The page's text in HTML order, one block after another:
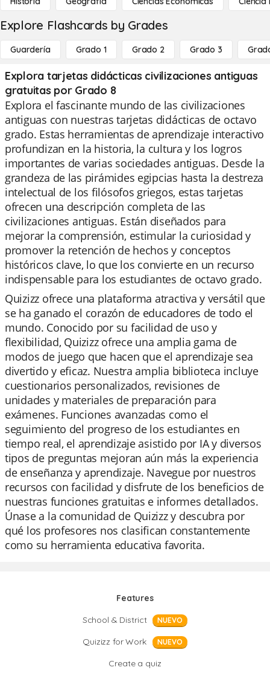
Explore Flashcards by Grades
Guardería Grado 1 Grado 2 Grado 3
Explora tarjetas didácticas civilizaciones antiguas
gratuitas por Grado 8
Explora el fascinante mundo de las civilizaciones
antiguas con nuestras tarjetas didácticas de octavo
grado. Estas herramientas de aprendizaje interactivo
profundizan en la historia, la cultura y los logros
importantes de varias sociedades antiguas. Desde la
grandeza de las pirámides egipcias hasta la destreza
intelectual de los filósofos griegos, estas tarjetas
ofrecen una descripción completa de las
civilizaciones antiguas. Están diseñados para
mejorar la comprensión, estimular la curiosidad y
promover la retención de hechos y conceptos
históricos clave, lo que los convierte en un recurso
indispensable para los estudiantes de octavo grado.
Quizizz ofrece una plataforma atractiva y versátil que
se ha ganado el corazón de educadores de todo el
mundo. Conocido por su facilidad de uso y
flexibilidad, Quizizz ofrece una amplia gama de
modos de juego que hacen que el aprendizaje sea
divertido y eficaz. Nuestra amplia biblioteca incluye
cuestionarios personalizados, revisiones de
unidades y materiales de preparación para
exámenes. Funciones avanzadas como el
seguimiento del progreso de los estudiantes en
tiempo real, el aprendizaje asistido por IA y diversos
tipos de preguntas mejoran aún más la experiencia
de enseñanza y aprendizaje. Navegue por nuestros
recursos con facilidad y disfrute de los beneficios de
nuestras funciones gratuitas e informes detallados.
Únase a la comunidad de Quizizz y descubra por
qué los profesores nos clasifican constantemente
como su herramienta educativa favorita.
Features
School & District
NUEVO
Quizizz for Work NUEVO
Create a quiz